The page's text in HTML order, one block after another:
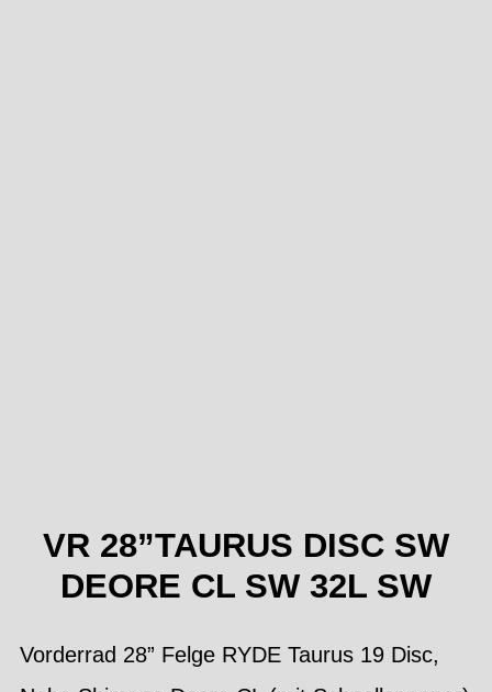
VR 28”TAURUS DISC SW
DEORE CL SW 32L SW
Vorderrad 28” Felge RYDE Taurus 19 Disc,